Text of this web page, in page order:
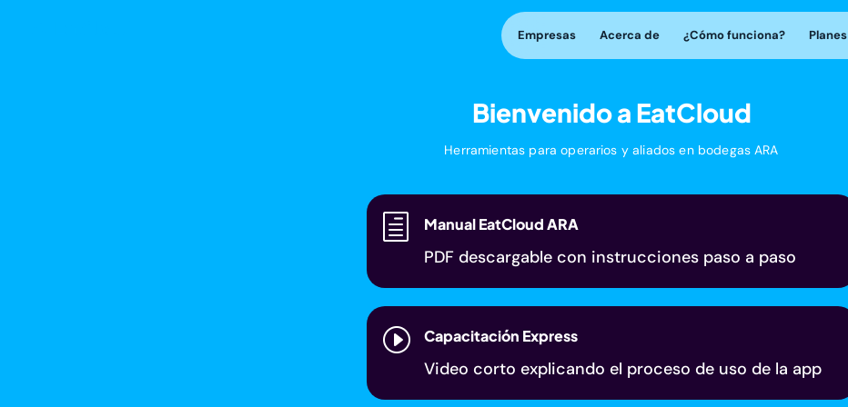
Empresas Acerca de ¿Cómo funciona? Planes
Bienvenido a EatCloud
Herramientas para operarios y aliados en bodegas ARA
h Manual EatCloud ARA
PDF descargable con instrucciones paso a paso
I Capacitación Express
Video corto explicando el proceso de uso de la app